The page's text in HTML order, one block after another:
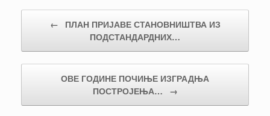
←
ПЛАН ПРИЈАВЕ СТАНОВНИШТВА ИЗ
ПОДСТАНДАРДНИХ…
ОВЕ ГОДИНЕ ПОЧИЊЕ ИЗГРАДЊА
ПОСТРОЈЕЊА…
→